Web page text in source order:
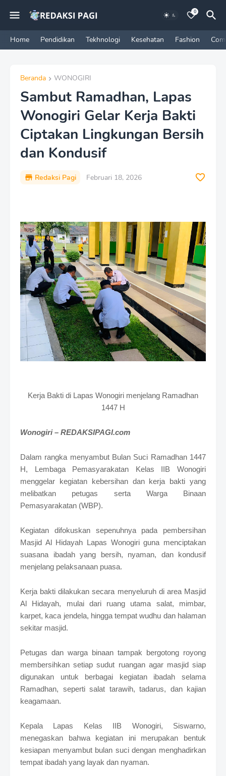
0
Home Pendidikan Tekhnologi Kesehatan Fashion
Beranda WONOGIRI
Sambut Ramadhan, Lapas
Wonogiri Gelar Kerja Bakti
Ciptakan Lingkungan Bersih
dan Kondusif
Redaksi Pagi Februari 18, 2026
Kerja Bakti di Lapas Wonogiri menjelang Ramadhan
1447 H
Wonogiri – REDAKSIPAGI.com
Dalam rangka menyambut Bulan Suci Ramadhan 1447
H, Lembaga Pemasyarakatan Kelas IIB Wonogiri
menggelar kegiatan kebersihan dan kerja bakti yang
melibatkan petugas serta Warga Binaan
Pemasyarakatan (WBP).
Kegiatan difokuskan sepenuhnya pada pembersihan
Masjid Al Hidayah Lapas Wonogiri guna menciptakan
suasana ibadah yang bersih, nyaman, dan kondusif
menjelang pelaksanaan puasa.
Kerja bakti dilakukan secara menyeluruh di area Masjid
Al Hidayah, mulai dari ruang utama salat, mimbar,
karpet, kaca jendela, hingga tempat wudhu dan halaman
sekitar masjid.
Petugas dan warga binaan tampak bergotong royong
membersihkan setiap sudut ruangan agar masjid siap
digunakan untuk berbagai kegiatan ibadah selama
Ramadhan, seperti salat tarawih, tadarus, dan kajian
keagamaan.
Kepala Lapas Kelas IIB Wonogiri, Siswarno,
menegaskan bahwa kegiatan ini merupakan bentuk
kesiapan menyambut bulan suci dengan menghadirkan
tempat ibadah yang layak dan nyaman.
i
u
m
B
y
R
a
u
s
h
a
s
h
r
o
f
T
e
p
l
a
t
e